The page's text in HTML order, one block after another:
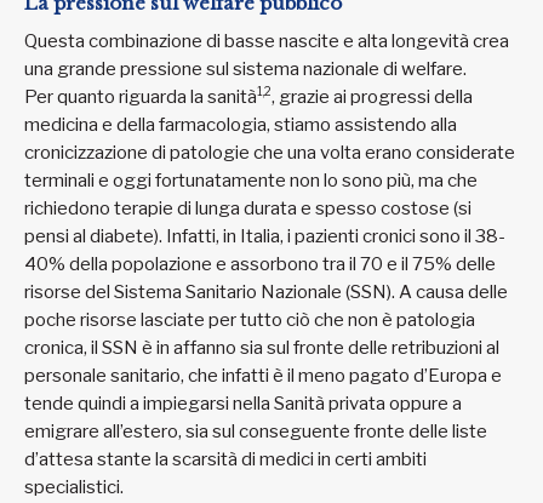
Questa combinazione di basse nascite e alta longevità crea
una grande pressione sul sistema nazionale di welfare.
Per quanto riguarda la sanità1,2, grazie ai progressi della
medicina e della farmacologia, stiamo assistendo alla
cronicizzazione di patologie che una volta erano considerate
terminali e oggi fortunatamente non lo sono più, ma che
richiedono terapie di lunga durata e spesso costose (si
pensi al diabete). Infatti, in Italia, i pazienti cronici sono il 38-
40% della popolazione e assorbono tra il 70 e il 75% delle
risorse del Sistema Sanitario Nazionale (SSN). A causa delle
poche risorse lasciate per tutto ciò che non è patologia
cronica, il SSN è in affanno sia sul fronte delle retribuzioni al
personale sanitario, che infatti è il meno pagato d’Europa e
tende quindi a impiegarsi nella Sanità privata oppure a
emigrare all’estero, sia sul conseguente fronte delle liste
d’attesa stante la scarsità di medici in certi ambiti
specialistici.